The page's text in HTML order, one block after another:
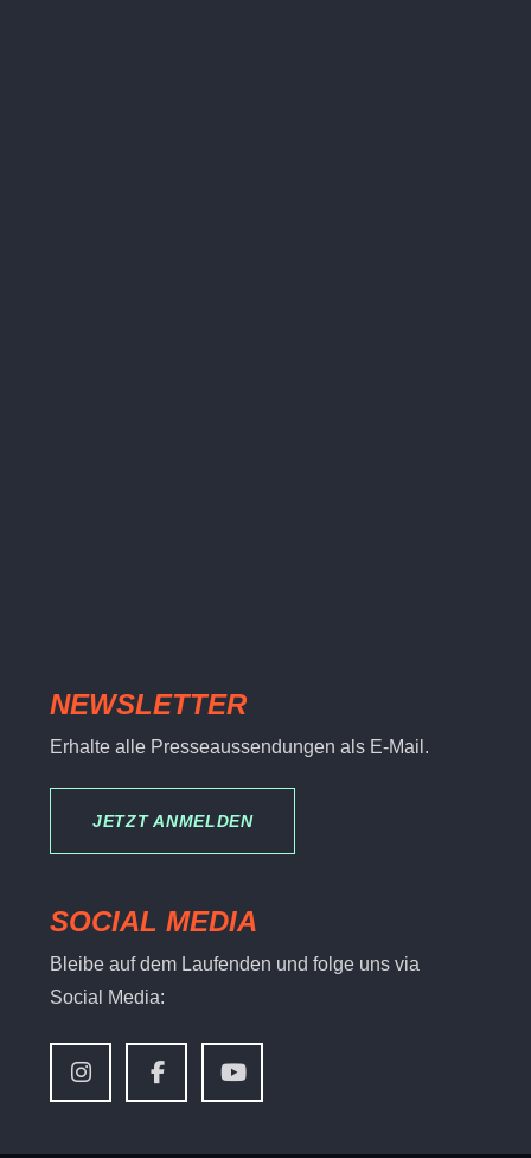
NEWSLETTER
Erhalte alle Presseaussendungen als E-Mail.
JETZT ANMELDEN
SOCIAL MEDIA
Bleibe auf dem Laufenden und folge uns via
Social Media: